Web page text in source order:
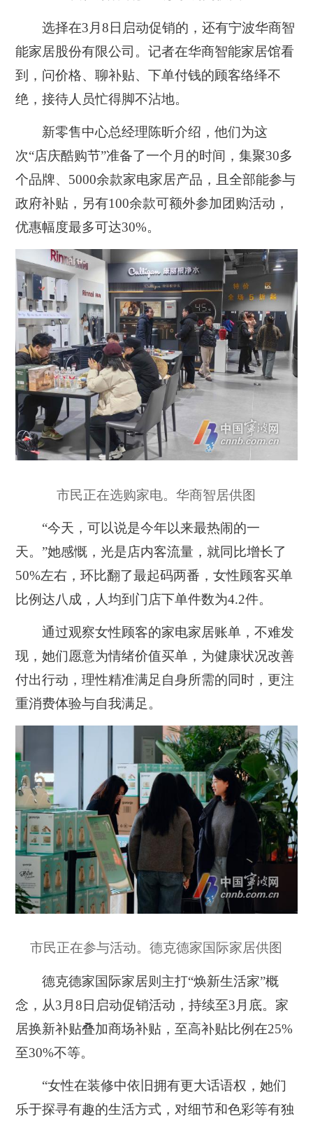
选择在3月8日启动促销的，还有宁波华商智
能家居股份有限公司。记者在华商智能家居馆看
到，问价格、聊补贴、下单付钱的顾客络绎不
绝，接待人员忙得脚不沾地。
新零售中心总经理陈昕介绍，他们为这
次“店庆酷购节”准备了一个月的时间，集聚30多
个品牌、5000余款家电家居产品，且全部能参与
政府补贴，另有100余款可额外参加团购活动，
优惠幅度最多可达30%。
市民正在选购家电。华商智居供图
“今天，可以说是今年以来最热闹的一
天。”她感慨，光是店内客流量，就同比增长了
50%左右，环比翻了最起码两番，女性顾客买单
比例达八成，人均到门店下单件数为4.2件。
通过观察女性顾客的家电家居账单，不难发
现，她们愿意为情绪价值买单，为健康状况改善
付出行动，理性精准满足自身所需的同时，更注
重消费体验与自我满足。
市民正在参与活动。德克德家国际家居供图
德克德家国际家居则主打“焕新生活家”概
念，从3月8日启动促销活动，持续至3月底。家
居换新补贴叠加商场补贴，至高补贴比例在25%
至30%不等。
“女性在装修中依旧拥有更大话语权，她们
乐于探寻有趣的生活方式，对细节和色彩等有独